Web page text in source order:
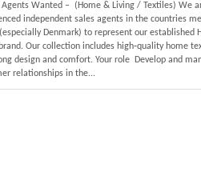
Agents Wanted – (Home & Living / Textiles) We
independent sales agents in the countries
Denmark) to represent our established
Our collection includes high‑quality home
design and comfort. Your role Develop and
relationships in the...